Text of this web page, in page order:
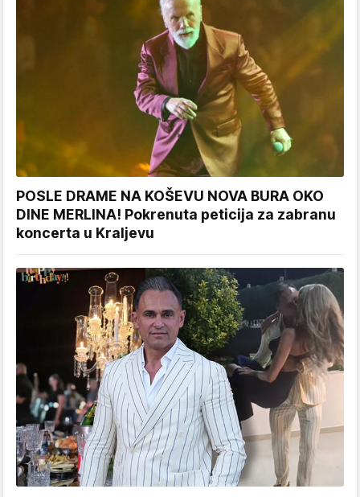
POSLE DRAME NA KOŠEVU NOVA BURA OKO
DINE MERLINA! Pokrenuta peticija za zabranu
koncerta u Kraljevu